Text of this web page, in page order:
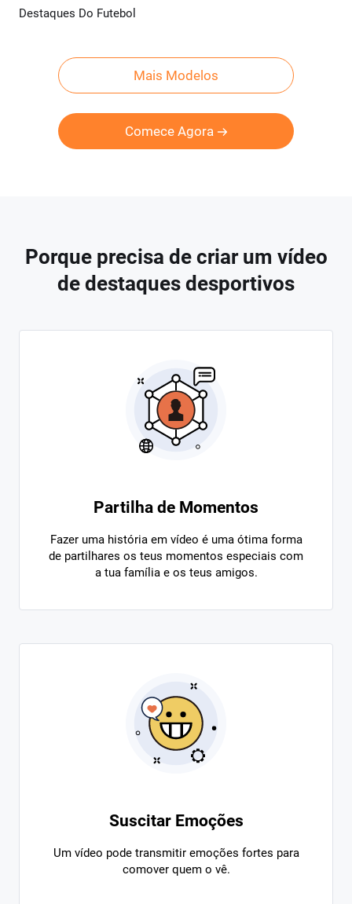
Pré-visualizar
Destaques Do Futebol
Mais Modelos
Comece Agora
Porque precisa de criar um vídeo
de destaques desportivos
Partilha de Momentos
Fazer uma história em vídeo é uma ótima forma
de partilhares os teus momentos especiais com
a tua família e os teus amigos.
Suscitar Emoções
Um vídeo pode transmitir emoções fortes para
comover quem o vê.